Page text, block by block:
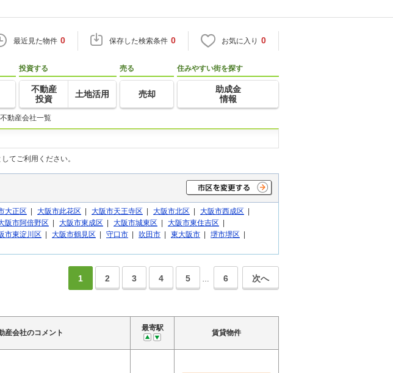
最近見た物件 0 保存した検索条件 0 お気に入り 0
投資する
不動産
投資
土地活用
売る
売却
住みやすい街を探す
助成金
情報
動産会社一覧
てご利用ください。
大正区 | 大阪市此花区 | 大阪市天王寺区 | 大阪市北区 | 大阪市西成区 |
阪市阿倍野区 | 大阪市東成区 | 大阪市城東区 | 大阪市東住吉区 |
市東淀川区 | 大阪市鶴見区 | 守口市 | 吹田市 | 東大阪市 | 堺市堺区 |
1 2 3 4 5 … 6 次へ
産会社のコメント
最寄駅
賃貸物件